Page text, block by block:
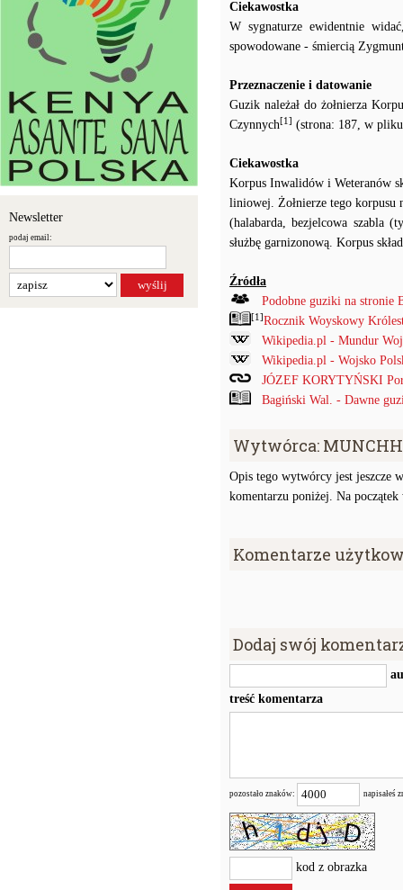
Newsletter
podaj email:
Ciekawostka
W sygnaturze ewidentnie
spowodowane - śmiercią
Przeznaczenie i datowanie
Guzik należał do żołnierza
Czynnych[1] (strona: 187, w
Ciekawostka
Korpus Inwalidów i Weteranów
liniowej. Żołnierze tego korpusu
(halabarda, bezjelcowa szabla
służbę garnizonową. Korpus
Źródła
Podobne guziki na stronie
[1]Rocznik Woyskowy
Wikipedia.pl - Mundur
Wikipedia.pl - Wojsko
JÓZEF KORYTYŃSKI
Bagiński Wal. - Dawne
Wytwórca:
Opis tego wytwórcy jest jeszcze
komentarzu poniżej. Na
Komentarze
Dodaj swój
treść komentarza
pozostało znaków: napisałeś
kod z obrazka